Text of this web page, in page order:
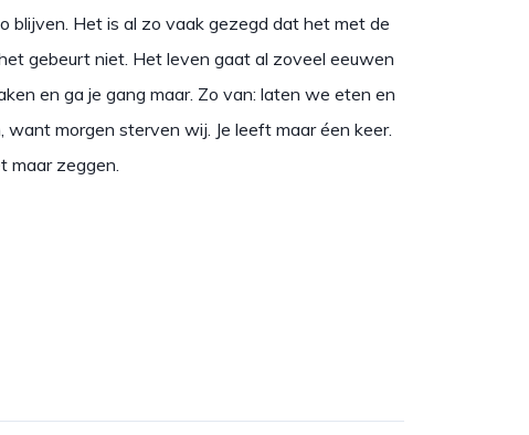
blijven. Het is al zo vaak gezegd dat het met de
gebeurt niet. Het leven gaat al zoveel eeuwen
en ga je gang maar. Zo van: laten we eten en
morgen sterven wij. Je leeft maar éen keer.
maar zeggen.